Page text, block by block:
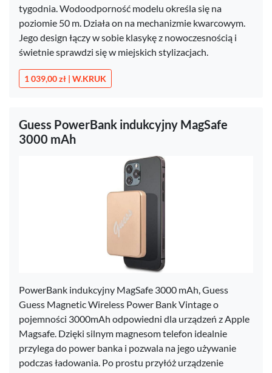
tygodnia. Wodoodporność modelu określa się na
poziomie 50 m. Działa on na mechanizmie kwarcowym.
Jego design łączy w sobie klasykę z nowoczesnością i
świetnie sprawdzi się w miejskich stylizacjach.
1 039,00 zł | W.KRUK
Guess PowerBank indukcyjny MagSafe
3000 mAh
PowerBank indukcyjny MagSafe 3000 mAh, Guess
Guess Magnetic Wireless Power Bank Vintage o
pojemności 3000mAh odpowiedni dla urządzeń z Apple
Magsafe. Dzięki silnym magnesom telefon idealnie
przylega do power banka i pozwala na jego używanie
podczas ładowania. Po prostu przyłóż urządzenie